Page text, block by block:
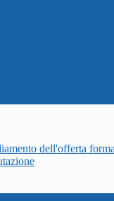
dell'offerta